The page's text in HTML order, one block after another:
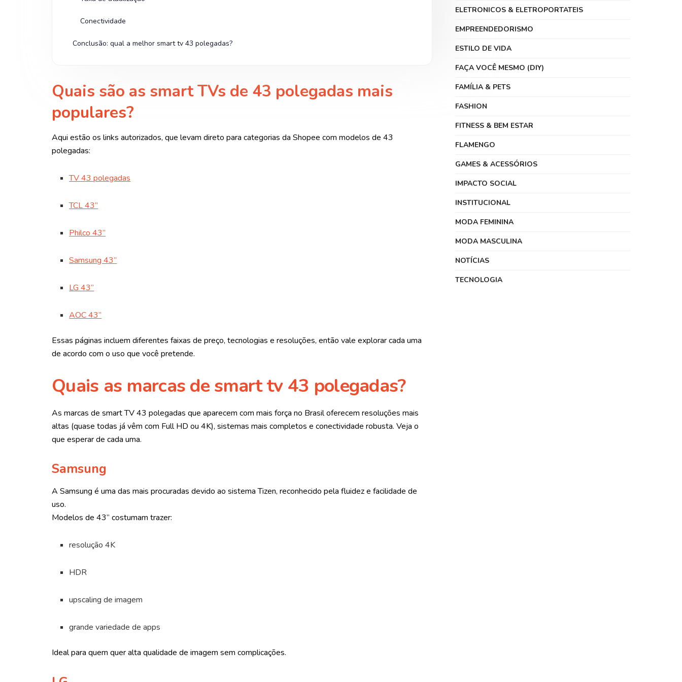
Conectividade
Conclusão: qual a melhor smart tv 43 polegadas?
Quais são as smart TVs de 43 polegadas mais
populares?
Aqui estão os links autorizados, que levam direto para categorias da Shopee com modelos de 43
polegadas:
TV 43 polegadas
TCL 43”
Philco 43”
Samsung 43”
LG 43”
AOC 43”
Essas páginas incluem diferentes faixas de preço, tecnologias e resoluções, então vale explorar cada uma
de acordo com o uso que você pretende.
Quais as marcas de smart tv 43 polegadas?
As marcas de smart TV 43 polegadas que aparecem com mais força no Brasil oferecem resoluções mais
altas (quase todas já vêm com Full HD ou 4K), sistemas mais completos e conectividade robusta. Veja o
que esperar de cada uma.
Samsung
A Samsung é uma das mais procuradas devido ao sistema Tizen, reconhecido pela fluidez e facilidade de
uso.
Modelos de 43” costumam trazer:
resolução 4K
HDR
upscaling de imagem
grande variedade de apps
Ideal para quem quer alta qualidade de imagem sem complicações.
ELETRONICOS & ELETROPORTATEIS
EMPREENDEDORISMO
ESTILO DE VIDA
FAÇA VOCÊ MESMO (DIY)
FAMÍLIA & PETS
FASHION
FITNESS & BEM ESTAR
FLAMENGO
GAMES & ACESSÓRIOS
IMPACTO SOCIAL
INSTITUCIONAL
MODA FEMININA
MODA MASCULINA
NOTÍCIAS
TECNOLOGIA